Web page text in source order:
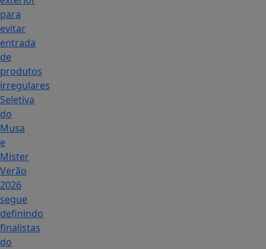
para
evitar
entrada
de
produtos
irregulares
Seletiva
do
Musa
e
Mister
Verão
2026
segue
definindo
finalistas
do